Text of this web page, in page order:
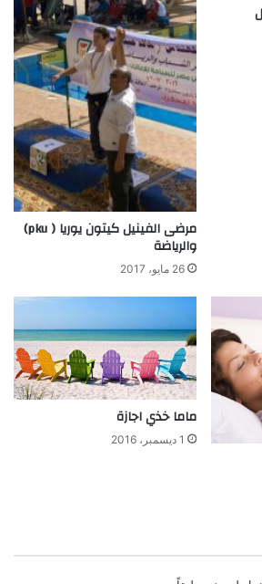
مرضى الفينيل كيتون يوريا ( pku)
والرياضة
26 مايو، 2017
ماما خذي اجازة
1 ديسمبر، 2016